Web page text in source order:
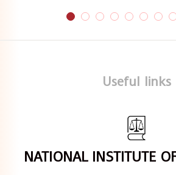
Useful links
NATIONAL INSTITUTE